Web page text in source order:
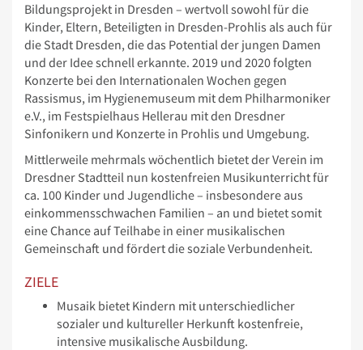
Bildungsprojekt in Dresden – wertvoll sowohl für die
Kinder, Eltern, Beteiligten in Dresden-Prohlis als auch für
die Stadt Dresden, die das Potential der jungen Damen
und der Idee schnell erkannte. 2019 und 2020 folgten
Konzerte bei den Internationalen Wochen gegen
Rassismus, im Hygienemuseum mit dem Philharmoniker
e.V., im Festspielhaus Hellerau mit den Dresdner
Sinfonikern und Konzerte in Prohlis und Umgebung.
Mittlerweile mehrmals wöchentlich bietet der Verein im
Dresdner Stadtteil nun kostenfreien Musikunterricht für
ca. 100 Kinder und Jugendliche – insbesondere aus
einkommensschwachen Familien – an und bietet somit
eine Chance auf Teilhabe in einer musikalischen
Gemeinschaft und fördert die soziale Verbundenheit.
ZIELE
Musaik bietet Kindern mit unterschiedlicher
sozialer und kultureller Herkunft kostenfreie,
intensive musikalische Ausbildung.